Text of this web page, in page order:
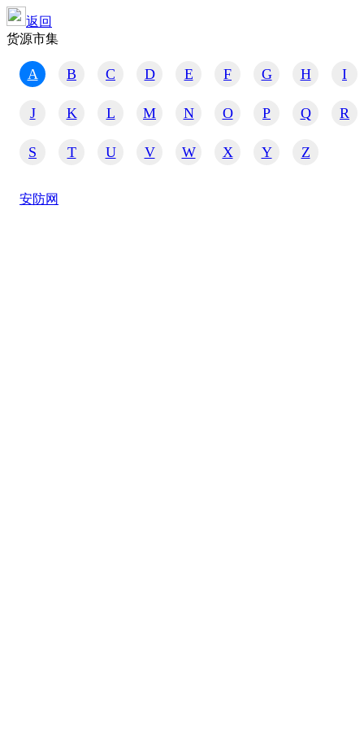
返回
货源市集
A B C D E F G H I
J K L M N O P Q R
S T U V W X Y Z
安防网